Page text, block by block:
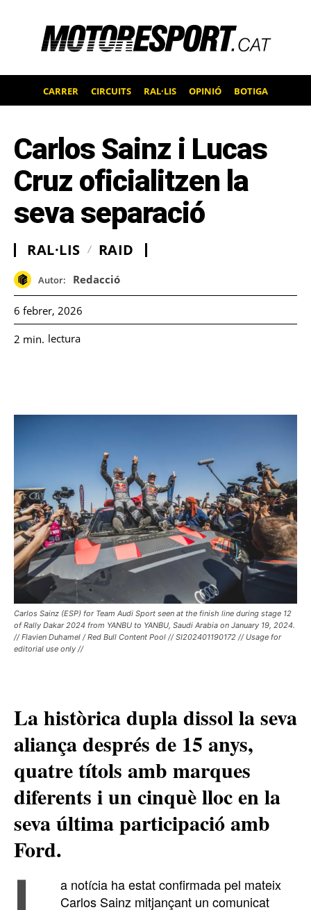
CARRER CIRCUITS RAL·LIS OPINIÓ BOTIGA
Carlos Sainz i Lucas
Cruz oficialitzen la
seva separació
RAL·LIS RAID
Autor: Redacció
6 febrer, 2026
2 min. lectura
Carlos Sainz (ESP) for Team Audi Sport seen at the finish line during stage 12
of Rally Dakar 2024 from YANBU to YANBU, Saudi Arabia on January 19, 2024.
// Flavien Duhamel / Red Bull Content Pool // SI202401190172 // Usage for
editorial use only //
La històrica dupla dissol la seva
aliança després de 15 anys,
quatre títols amb marques
diferents i un cinquè lloc en la
seva última participació amb
Ford.
a notícia ha estat confirmada pel mateix
Carlos Sainz mitjançant un comunicat